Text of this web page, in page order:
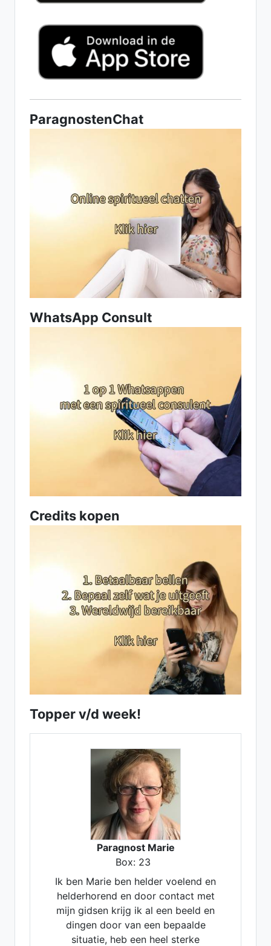
ParagnostenChat
WhatsApp Consult
Credits kopen
Topper v/d week!
Paragnost Marie
Box: 23
Ik ben Marie ben helder voelend en
helderhorend en door contact met
mijn gidsen krijg ik al een beeld en
dingen door van een bepaalde
situatie, heb een heel sterke